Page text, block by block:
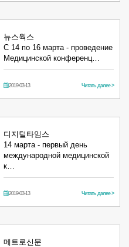
뉴스웍스
С 14 по 16 марта - проведение
Медицинской конференц…
2019-03-13 Читать далее >
디지털타임스
14 марта - первый день
международной медицинской
к…
2019-03-13 Читать далее >
메트로신문